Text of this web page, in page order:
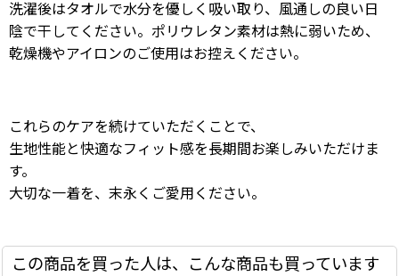
洗濯後はタオルで水分を優しく吸い取り、風通しの良い日
陰で干してください。ポリウレタン素材は熱に弱いため、
乾燥機やアイロンのご使用はお控えください。
これらのケアを続けていただくことで、
生地性能と快適なフィット感を長期間お楽しみいただけま
す。
大切な一着を、末永くご愛用ください。
この商品を買った人は、こんな商品も買っています